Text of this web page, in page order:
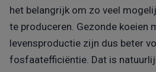
het belangrijk om zo veel
te produceren. Gezonde koeien
levensproductie zijn dus beter
fosfaatefficiëntie. Dat is